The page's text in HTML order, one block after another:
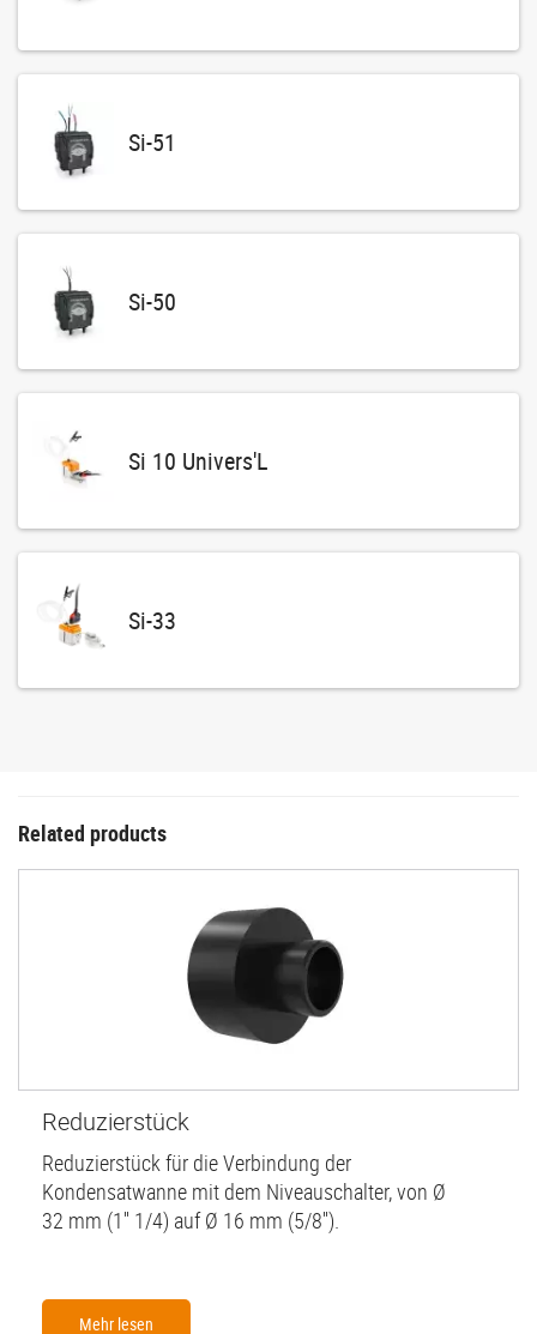
Si-51
Si-50
Si 10 Univers'L
Si-33
Related products
Reduzierstück
Reduzierstück für die Verbindung der
Kondensatwanne mit dem Niveauschalter, von Ø
32 mm (1'' 1/4) auf Ø 16 mm (5/8'').
Mehr lesen